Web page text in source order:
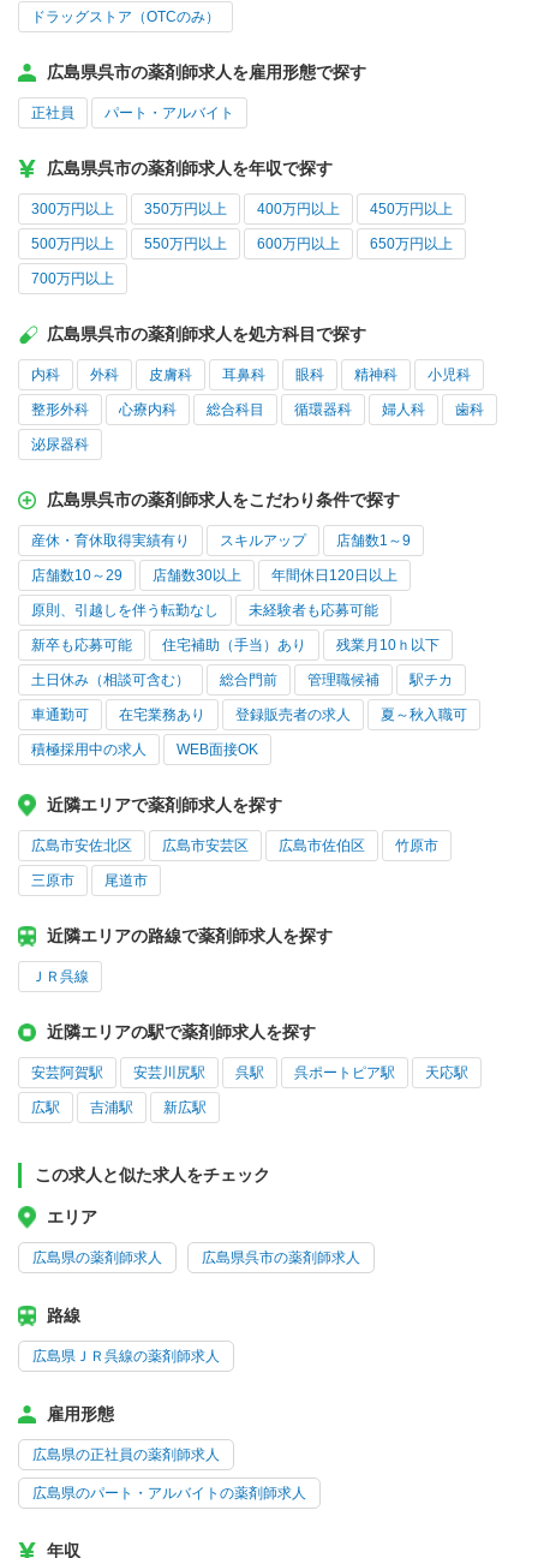
ドラッグストア（OTCのみ）
広島県呉市の薬剤師求人を雇用形態で探す
正社員 パート・アルバイト
広島県呉市の薬剤師求人を年収で探す
300万円以上 350万円以上 400万円以上 450万円以上
500万円以上 550万円以上 600万円以上 650万円以上
700万円以上
広島県呉市の薬剤師求人を処方科目で探す
内科 外科 皮膚科 耳鼻科 眼科 精神科 小児科
整形外科 心療内科 総合科目 循環器科 婦人科 歯科
泌尿器科
広島県呉市の薬剤師求人をこだわり条件で探す
産休・育休取得実績有り スキルアップ 店舗数1～9
店舗数10～29 店舗数30以上 年間休日120日以上
原則、引越しを伴う転勤なし 未経験者も応募可能
新卒も応募可能 住宅補助（手当）あり 残業月10ｈ以下
土日休み（相談可含む） 総合門前 管理職候補 駅チカ
車通勤可 在宅業務あり 登録販売者の求人 夏～秋入職可
積極採用中の求人 WEB面接OK
近隣エリアで薬剤師求人を探す
広島市安佐北区 広島市安芸区 広島市佐伯区 竹原市
三原市 尾道市
近隣エリアの路線で薬剤師求人を探す
ＪＲ呉線
近隣エリアの駅で薬剤師求人を探す
安芸阿賀駅 安芸川尻駅 呉駅 呉ポートピア駅 天応駅
広駅 吉浦駅 新広駅
この求人と似た求人をチェック
エリア
広島県の薬剤師求人 広島県呉市の薬剤師求人
路線
広島県ＪＲ呉線の薬剤師求人
雇用形態
広島県の正社員の薬剤師求人
広島県のパート・アルバイトの薬剤師求人
年収